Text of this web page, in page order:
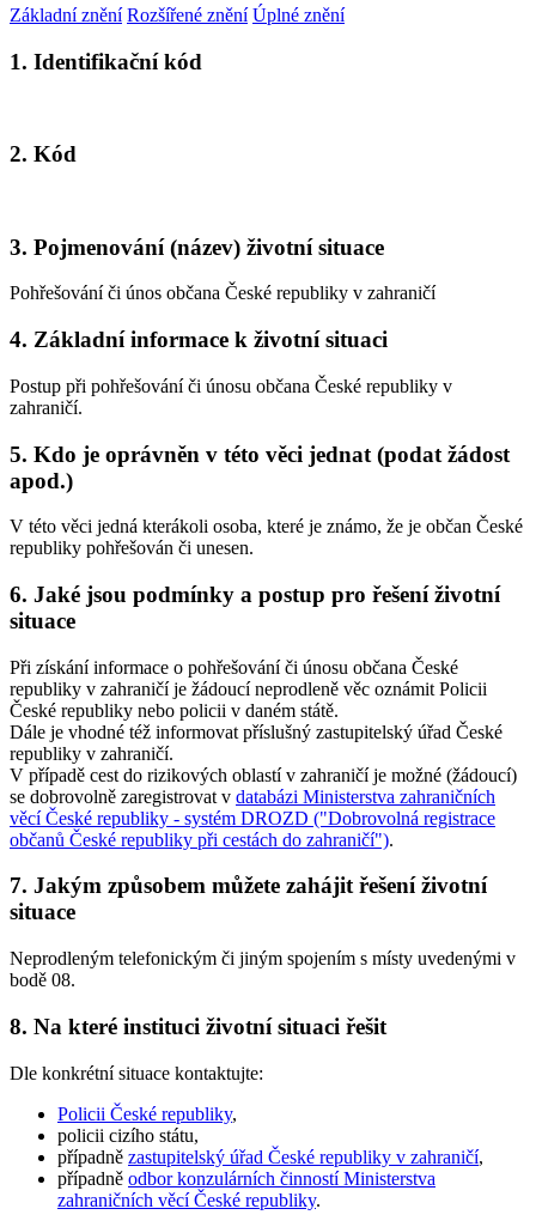
Základní znění Rozšířené znění Úplné znění
1. Identifikační kód
2. Kód
3. Pojmenování (název) životní situace
Pohřešování či únos občana České republiky v zahraničí
4. Základní informace k životní situaci
Postup při pohřešování či únosu občana České republiky v
zahraničí.
5. Kdo je oprávněn v této věci jednat (podat žádost
apod.)
V této věci jedná kterákoli osoba, které je známo, že je občan České
republiky pohřešován či unesen.
6. Jaké jsou podmínky a postup pro řešení životní
situace
Při získání informace o pohřešování či únosu občana České
republiky v zahraničí je žádoucí neprodleně věc oznámit Policii
České republiky nebo policii v daném státě.
Dále je vhodné též informovat příslušný zastupitelský úřad České
republiky v zahraničí.
V případě cest do rizikových oblastí v zahraničí je možné (žádoucí)
se dobrovolně zaregistrovat v databázi Ministerstva zahraničních
věcí České republiky - systém DROZD ("Dobrovolná registrace
občanů České republiky při cestách do zahraničí").
7. Jakým způsobem můžete zahájit řešení životní
situace
Neprodleným telefonickým či jiným spojením s místy uvedenými v
bodě 08.
8. Na které instituci životní situaci řešit
Dle konkrétní situace kontaktujte:
Policii České republiky,
policii cizího státu,
případně zastupitelský úřad České republiky v zahraničí,
případně odbor konzulárních činností Ministerstva
zahraničních věcí České republiky.